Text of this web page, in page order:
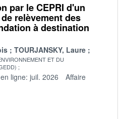
par le CEPRI d'un
relèvement des
à destination
TOURJANSKY, Laure
ET DU
ligne: juil. 2026
Affaire